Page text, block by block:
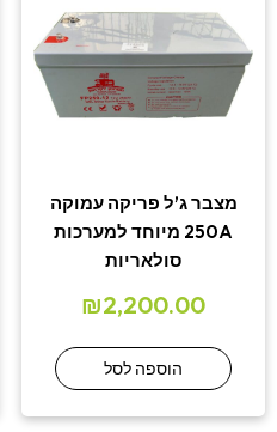
מצבר ג’ל פריקה עמוקה
250A מיוחד למערכות
סולאריות
₪2,200.00
הוספה לסל